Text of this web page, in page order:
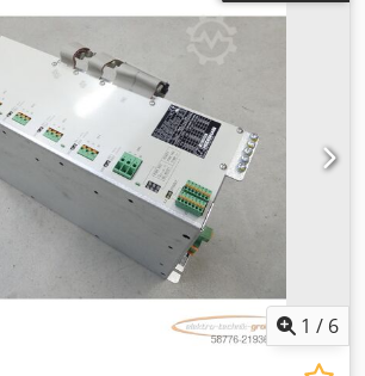
1 / 6